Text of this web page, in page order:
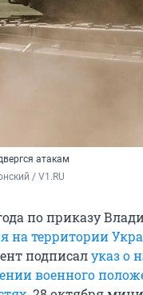
атакам
/ V1.RU
по приказу
на территории
подписалуказ о
военного